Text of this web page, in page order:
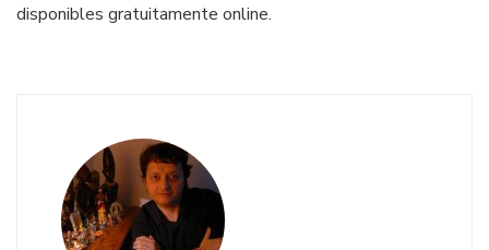
disponibles gratuitamente online.